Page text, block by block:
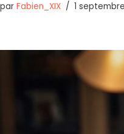
par Fabien_XIX 1